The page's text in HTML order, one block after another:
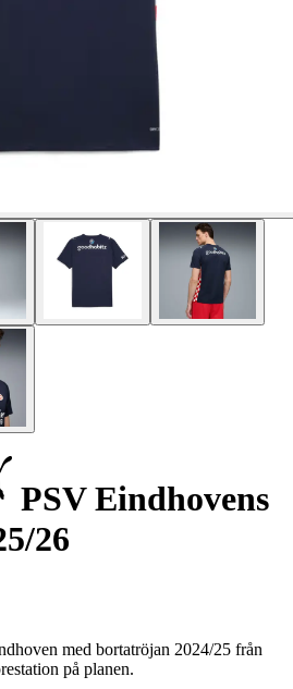
PSV Eindhovens
26
med bortatröjan 2024/25 från
på planen.